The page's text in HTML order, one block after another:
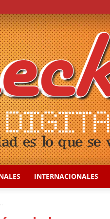
INTERNACIONALES